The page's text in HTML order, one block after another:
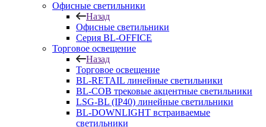
Офисные светильники
Назад
Офисные светильники
Серия BL-OFFICE
Торговое освещение
Назад
Торговое освещение
BL-RETAIL линейные светильники
BL-COB трековые акцентные светильники
LSG-BL (IP40) линейные светильники
BL-DOWNLIGHT встраиваемые
светильники